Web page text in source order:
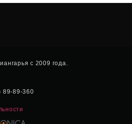
с 2009 года.
89-89-360